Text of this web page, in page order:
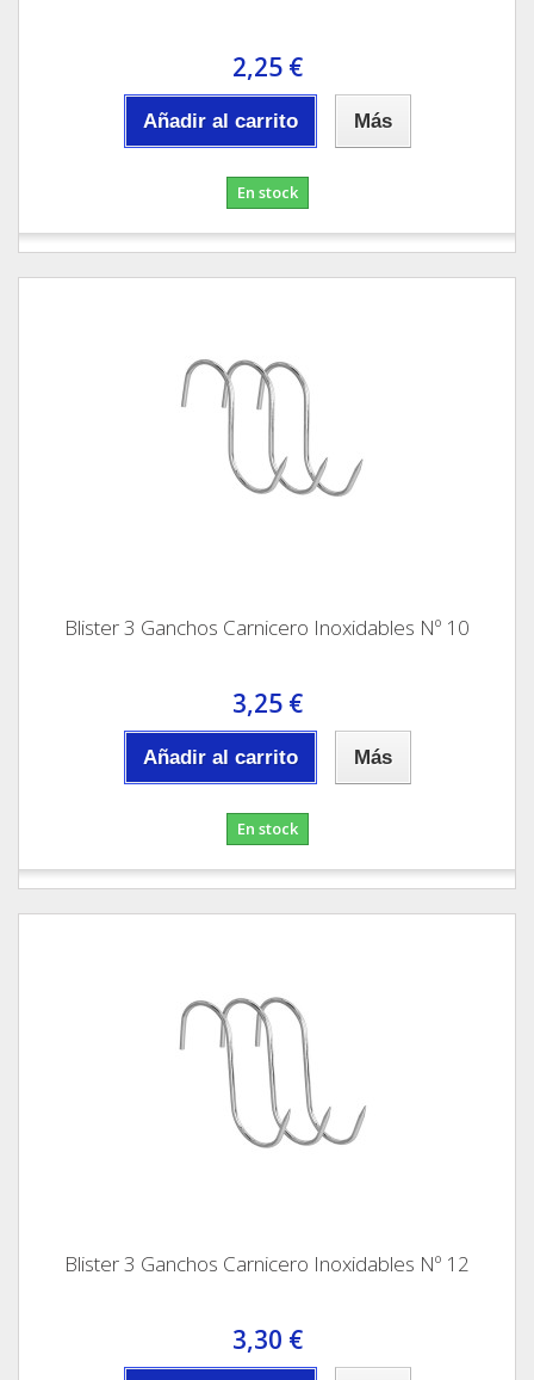
2,25 €
Añadir al carrito Más
En stock
Blister 3 Ganchos Carnicero Inoxidables Nº 10
3,25 €
Añadir al carrito Más
En stock
Blister 3 Ganchos Carnicero Inoxidables Nº 12
3,30 €